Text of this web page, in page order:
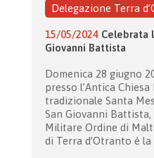
Delegazione Terra
15/05/2024 Celebrata
Giovanni Battista
Domenica 28 giugno
presso l’Antica
tradizionale Santa
San Giovanni
Militare Ordine di
di Terra d’Otranto è la